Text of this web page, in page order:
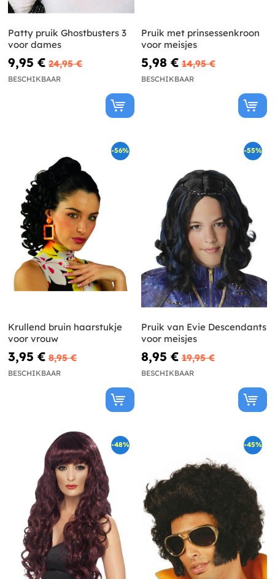
Patty pruik Ghostbusters 3
voor dames
9,95 € 24,95 €
BESCHIKBAAR
Pruik met prinsessenkroon
voor meisjes
5,98 € 14,95 €
BESCHIKBAAR
-56%
Krullend bruin haarstukje
voor vrouw
3,95 € 8,95 €
BESCHIKBAAR
-55%
Pruik van Evie Descendants
voor meisjes
8,95 € 19,95 €
BESCHIKBAAR
-48% -45%